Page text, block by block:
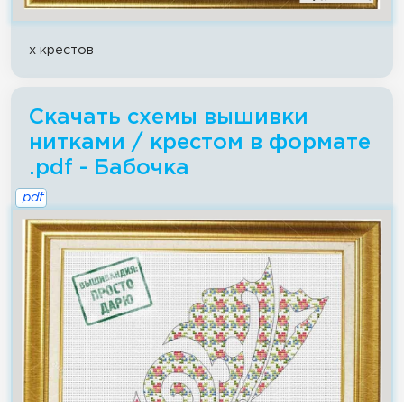
x крестов
Скачать схемы вышивки
нитками / крестом в формате
.pdf - Бабочка
.pdf